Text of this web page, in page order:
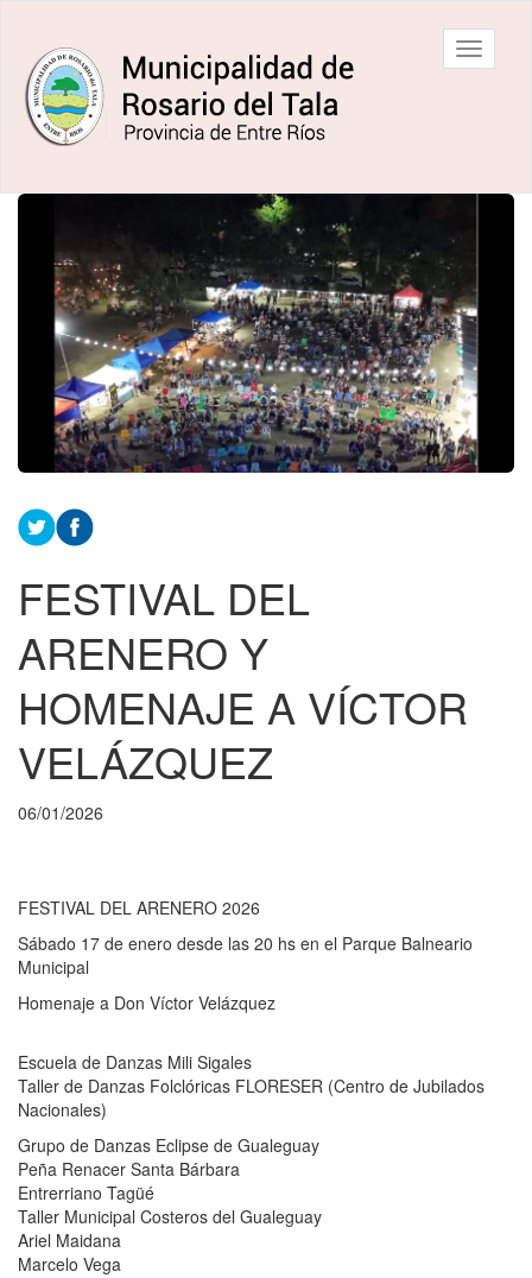
contenido
principal
Municipalidad
de Rosario
del Tala
barra
Contenido
principal
FESTIVAL DEL
ARENERO Y
HOMENAJE A VÍCTOR
VELÁZQUEZ
06/01/2026
FESTIVAL DEL ARENERO 2026
Sábado 17 de enero desde las 20 hs en el Parque Balneario
Municipal
Homenaje a Don Víctor Velázquez
Escuela de Danzas Mili Sigales
Taller de Danzas Folclóricas FLORESER (Centro de Jubilados
Nacionales)
Grupo de Danzas Eclipse de Gualeguay
Peña Renacer Santa Bárbara
Entrerriano Tagüé
Taller Municipal Costeros del Gualeguay
Ariel Maidana
Marcelo Vega